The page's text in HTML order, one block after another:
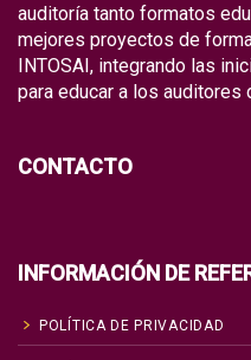
auditoría tanto formatos
mejores proyectos de
INTOSAI, integrando las
para educar a los auditores
CONTACTO
INFORMACIÓN DE
POLÍTICA DE PRIVACIDAD